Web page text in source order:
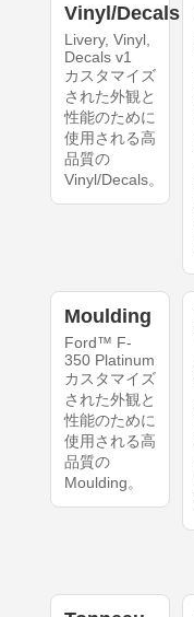
Vinyl/Decals
Livery, Vinyl,
Decals v1
カスタマイズ
された外観と
性能のために
使用される高
品質の
Vinyl/Decals。
Moulding
Ford™ F-
350 Platinum
カスタマイズ
された外観と
性能のために
使用される高
品質の
Moulding。